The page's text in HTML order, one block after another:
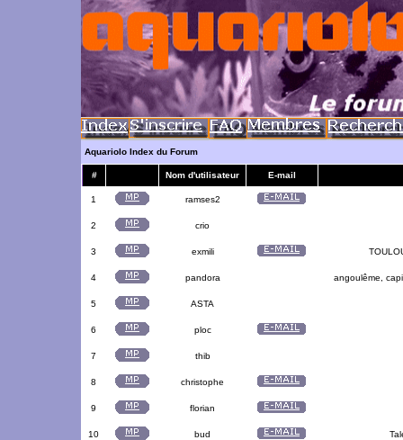
Aquariolo Index du Forum
# Nom d'utilisateur E-mail
1 ramses2
2 crio
3 exmili
4 pandora angoulême,
5 ASTA
6 ploc
7 thib
8 christophe
9 florian
10 bud